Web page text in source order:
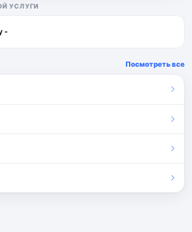
УСЛУГИ
-
Посмотреть все